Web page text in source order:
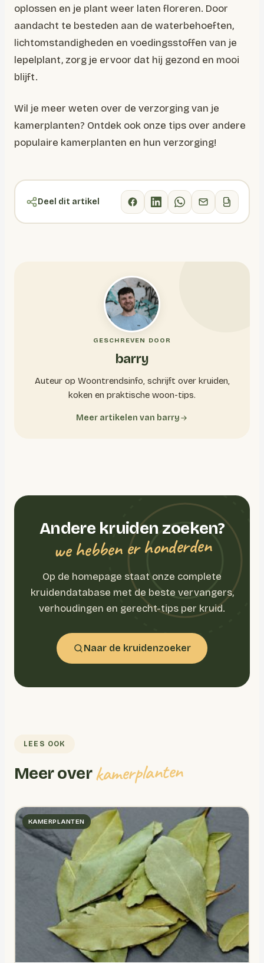
oplossen en je plant weer laten floreren. Door
aandacht te besteden aan de waterbehoeften,
lichtomstandigheden en voedingsstoffen van je
lepelplant, zorg je ervoor dat hij gezond en mooi
blijft.
Wil je meer weten over de verzorging van je
kamerplanten? Ontdek ook onze tips over andere
populaire kamerplanten en hun verzorging!
Deel dit artikel
GESCHREVEN DOOR
barry
Auteur op Woontrendsinfo, schrijft over kruiden,
koken en praktische woon-tips.
Meer artikelen van barry
Andere kruiden zoeken?
we hebben er honderden
Op de homepage staat onze complete
kruidendatabase met de beste vervangers,
verhoudingen en gerecht-tips per kruid.
Naar de kruidenzoeker
LEES OOK
Meer overkamerplanten
KAMERPLANTEN